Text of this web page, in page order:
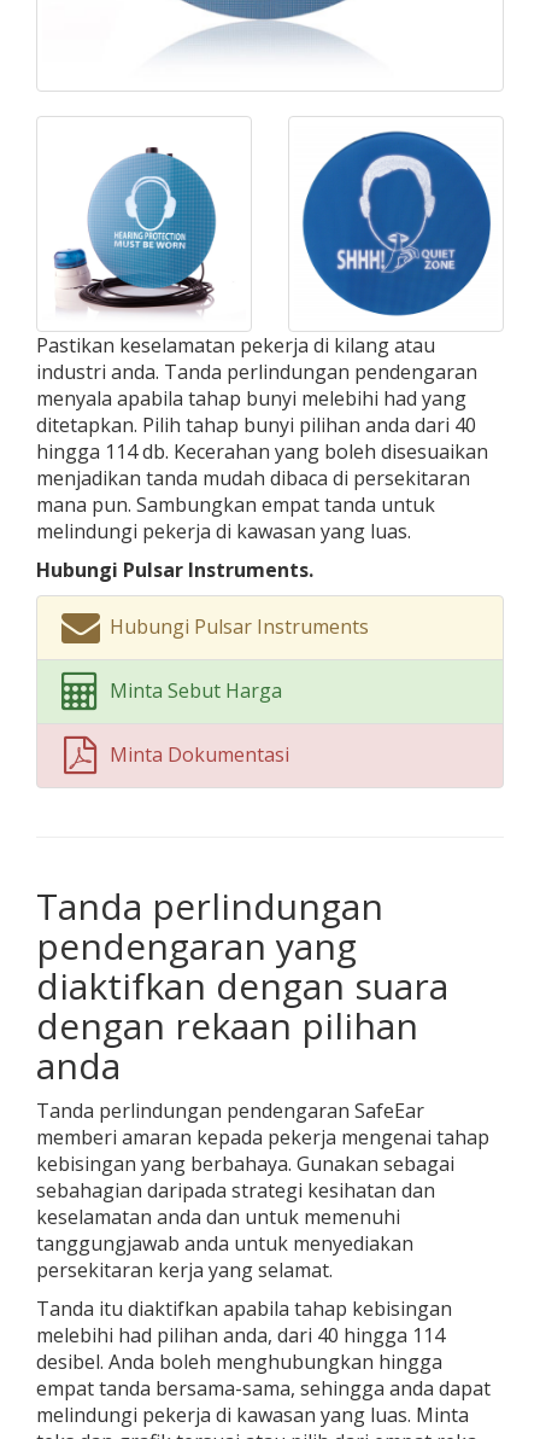
Pastikan keselamatan pekerja di kilang atau
industri anda. Tanda perlindungan pendengaran
menyala apabila tahap bunyi melebihi had yang
ditetapkan. Pilih tahap bunyi pilihan anda dari 40
hingga 114 db. Kecerahan yang boleh disesuaikan
menjadikan tanda mudah dibaca di persekitaran
mana pun. Sambungkan empat tanda untuk
melindungi pekerja di kawasan yang luas.
Hubungi Pulsar Instruments.
Hubungi Pulsar Instruments
Minta Sebut Harga
Minta Dokumentasi
Tanda perlindungan
pendengaran yang
diaktifkan dengan suara
dengan rekaan pilihan
anda
Tanda perlindungan pendengaran SafeEar
memberi amaran kepada pekerja mengenai tahap
kebisingan yang berbahaya. Gunakan sebagai
sebahagian daripada strategi kesihatan dan
keselamatan anda dan untuk memenuhi
tanggungjawab anda untuk menyediakan
persekitaran kerja yang selamat.
Tanda itu diaktifkan apabila tahap kebisingan
melebihi had pilihan anda, dari 40 hingga 114
desibel. Anda boleh menghubungkan hingga
empat tanda bersama-sama, sehingga anda dapat
melindungi pekerja di kawasan yang luas. Minta